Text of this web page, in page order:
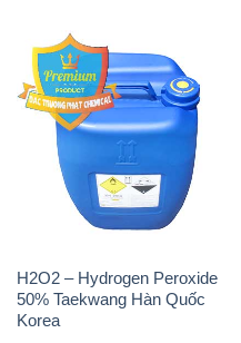
H2O2 – Hydrogen Peroxide
50% Taekwang Hàn Quốc
Korea